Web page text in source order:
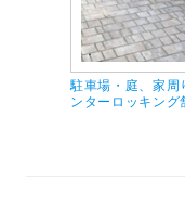
駐車場・庭、家周
ンターロッキング